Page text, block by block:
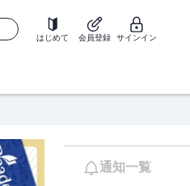
はじめて 会員登録 サインイン
通知一覧